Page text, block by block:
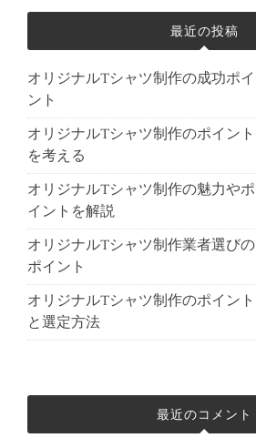
最近の投稿
オリジナルTシャツ制作の成功ポイ
ント
オリジナルTシャツ制作のポイント
を考える
オリジナルTシャツ制作の魅力やポ
イントを解説
オリジナルTシャツ制作業者選びの
ポイント
オリジナルTシャツ制作のポイント
と選定方法
最近のコメント